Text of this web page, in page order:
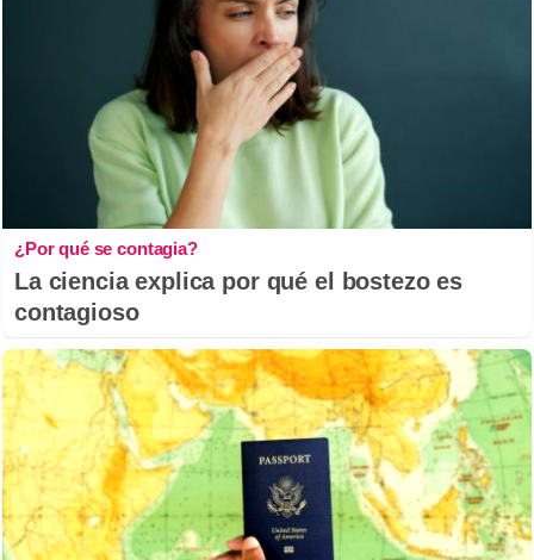
¿Por qué se contagia?
La ciencia explica por qué el bostezo es
contagioso